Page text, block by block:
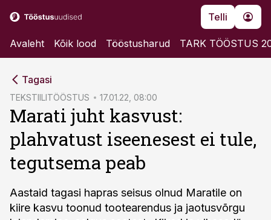
Telli
Avaleht Kõik lood Tööstusharud TARK TÖÖSTUS
Tagasi
TEKSTIILITÖÖSTUS 17.01.22, 08:00
Marati juht kasvust:
plahvatust iseenesest ei tule,
tegutsema peab
Aastaid tagasi hapras seisus olnud Maratile on
kiire kasvu toonud tootearendus ja jaotusvõrgu